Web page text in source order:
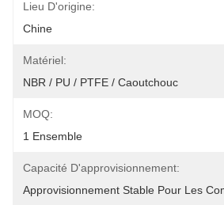
Lieu D'origine:
Chine
Matériel:
NBR / PU / PTFE / Caoutchouc
MOQ:
1 Ensemble
Capacité D'approvisionnement:
Approvisionnement Stable Pour Les